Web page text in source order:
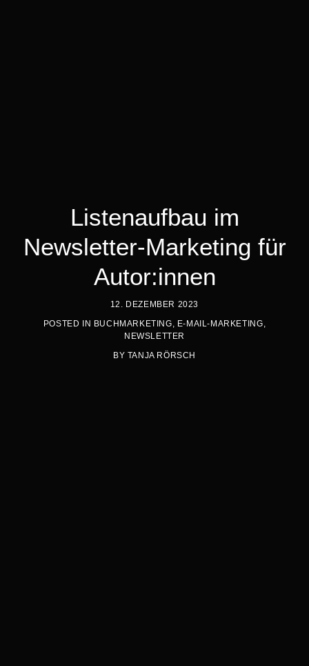
Listenaufbau im
Newsletter-Marketing für
Autor:innen
12. DEZEMBER 2023
POSTED IN BUCHMARKETING E-MAIL-MARKETING
NEWSLETTER
BY TANJA RÖRSCH